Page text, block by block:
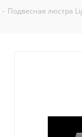
- Подвесная люстра